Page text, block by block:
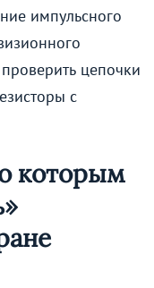
импульсного
цепочки
с
которым